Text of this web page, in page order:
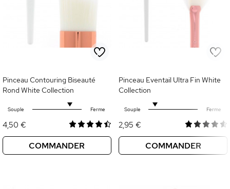
Pinceau Contouring Biseauté
Rond White Collection
Souple Ferme
4,50 €
COMMANDER
Pinceau Eventail Ultra Fin White
Collection
Souple Ferme
2,95 €
COMMANDER